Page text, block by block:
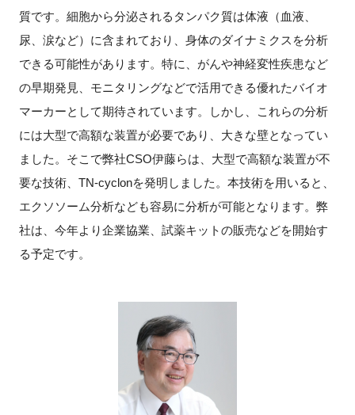
質です。細胞から分泌されるタンパク質は体液（血液、
尿、涙など）に含まれており、身体のダイナミクスを分析
できる可能性があります。特に、がんや神経変性疾患など
の早期発見、モニタリングなどで活用できる優れたバイオ
マーカーとして期待されています。しかし、これらの分析
には大型で高額な装置が必要であり、大きな壁となってい
ました。そこで弊社CSO伊藤らは、大型で高額な装置が不
要な技術、TN-cyclonを発明しました。本技術を用いると、
エクソソーム分析なども容易に分析が可能となります。弊
社は、今年より企業協業、試薬キットの販売などを開始す
る予定です。